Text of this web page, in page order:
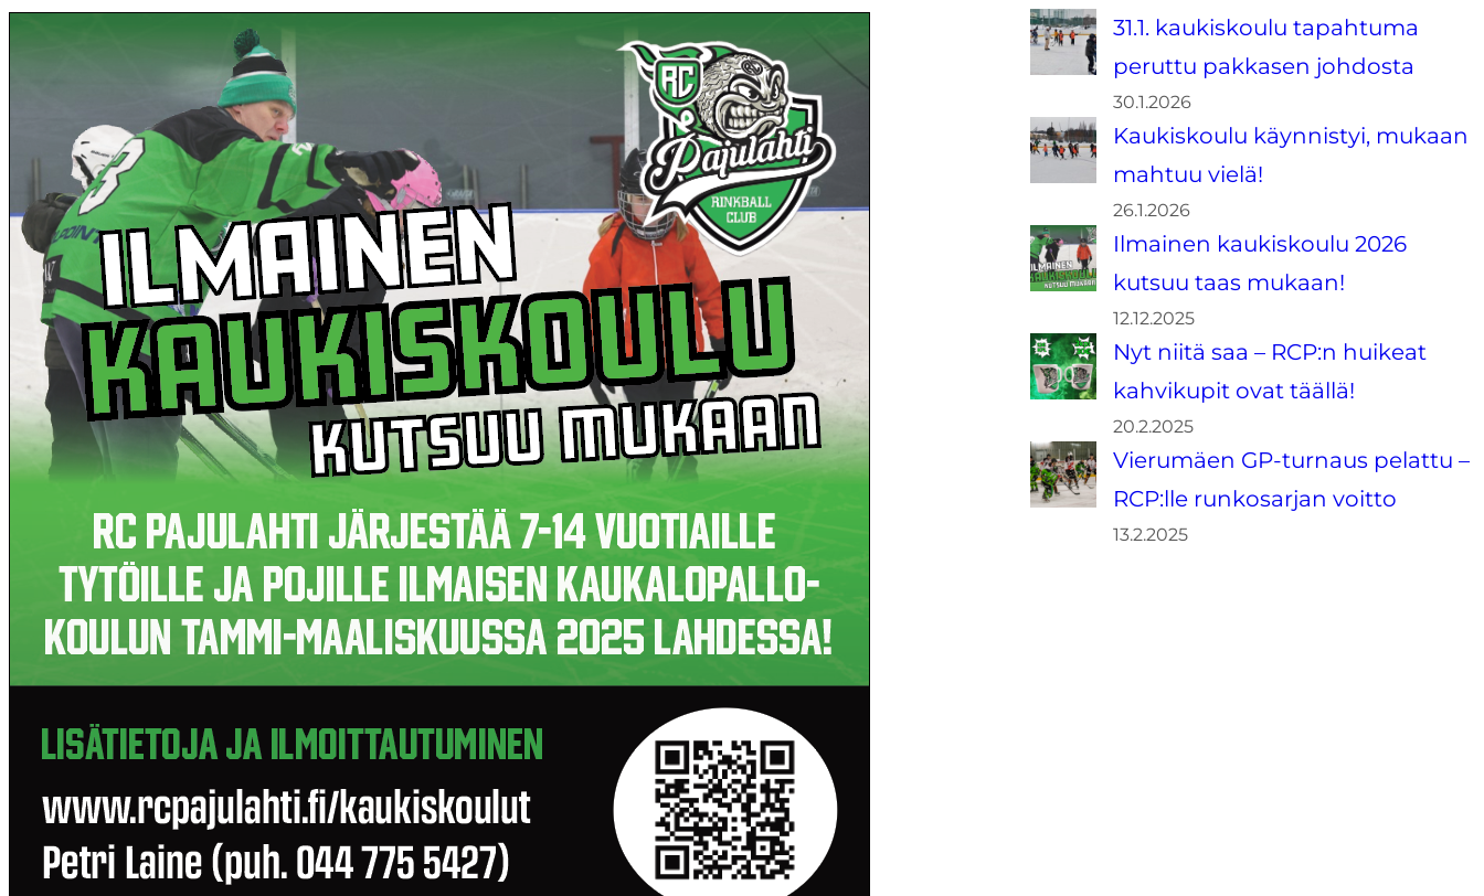
31.1. kaukiskoulu tapahtuma
peruttu pakkasen johdosta
30.1.2026
Kaukiskoulu käynnistyi, mukaan
mahtuu vielä!
26.1.2026
Ilmainen kaukiskoulu 2026
kutsuu taas mukaan!
12.12.2025
Nyt niitä saa – RCP:n huikeat
kahvikupit ovat täällä!
20.2.2025
Vierumäen GP-turnaus pelattu –
RCP:lle runkosarjan voitto
13.2.2025